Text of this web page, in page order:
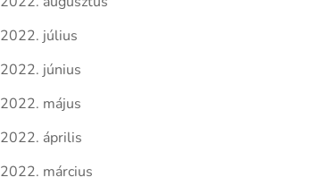
2022. július
2022. június
2022. május
2022. április
2022. március